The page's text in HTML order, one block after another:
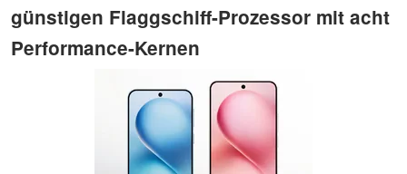
günstigen Flaggschiff-Prozessor mit acht
Performance-Kernen